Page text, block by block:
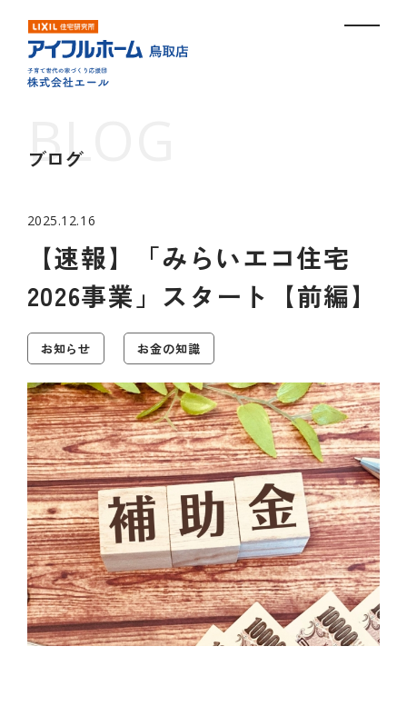
ブログ
2025.12.16
【速報】「みらいエコ住宅
2026事業」スタート【前編】
お知らせ お金の知識